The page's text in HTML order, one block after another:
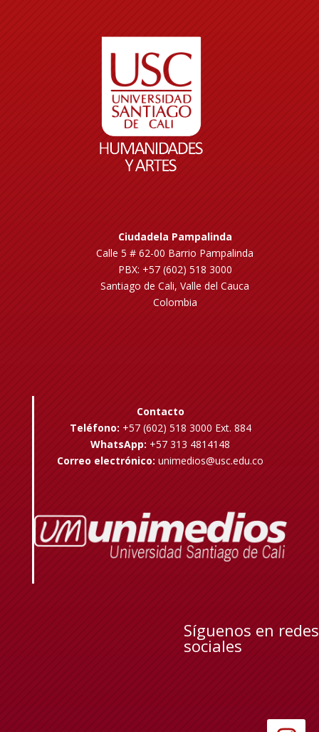
Ciudadela Pampalinda
Calle 5 # 62-00 Barrio Pampalinda
PBX: +57 (602) 518 3000
Santiago de Cali, Valle del Cauca
Colombia
Contacto
Teléfono: +57 (602) 518 3000 Ext. 884
WhatsApp: +57 313 4814148
Correo electrónico: unimedios@usc.edu.co
Síguenos en redes
sociales